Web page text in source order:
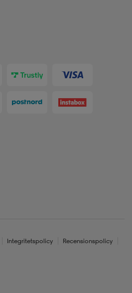
Integritetspolicy
Recensionspolicy